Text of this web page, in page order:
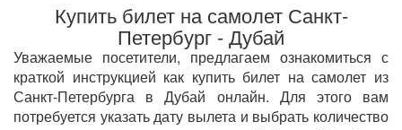
Купить билет на самолет Санкт-
Петербург - Дубай
Уважаемые посетители, предлагаем ознакомиться с
краткой инструкцией как купить билет на самолет из
Санкт-Петербурга в Дубай онлайн. Для этого вам
потребуется указать дату вылета и выбрать количество